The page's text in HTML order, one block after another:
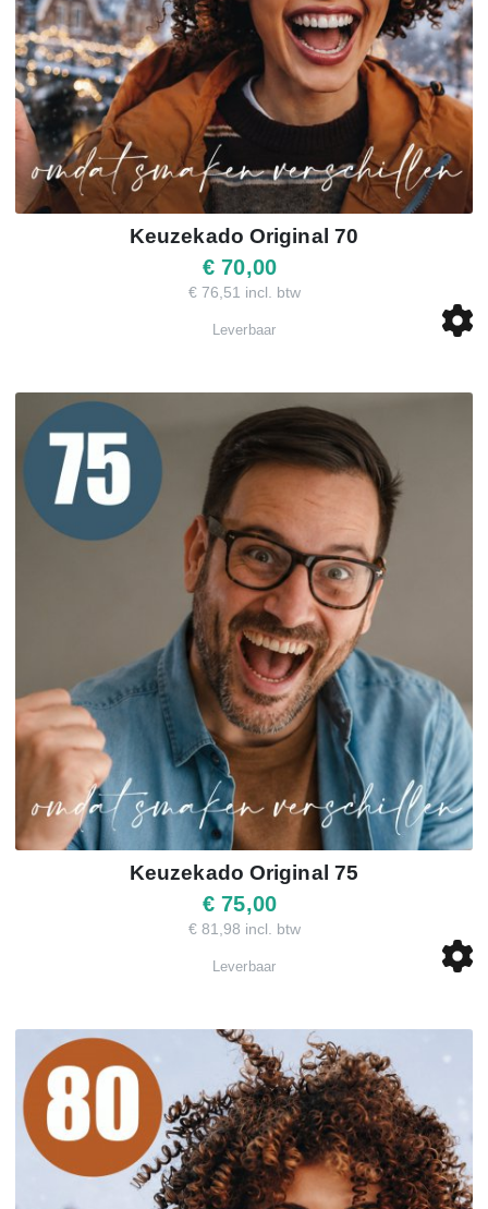
Keuzekado Original 70
€ 70,00
€ 76,51 incl. btw
Leverbaar
Keuzekado Original 75
€ 75,00
€ 81,98 incl. btw
Leverbaar